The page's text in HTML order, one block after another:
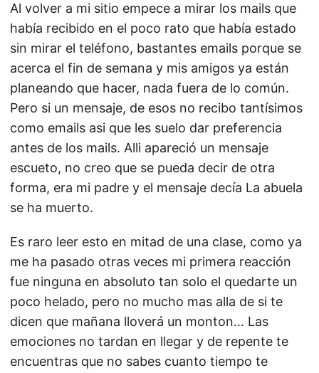
Al volver a mi sitio empece a mirar los mails que
había recibido en el poco rato que había estado
sin mirar el teléfono, bastantes emails porque se
acerca el fin de semana y mis amigos ya están
planeando que hacer, nada fuera de lo común.
Pero si un mensaje, de esos no recibo tantísimos
como emails asi que les suelo dar preferencia
antes de los mails. Alli apareció un mensaje
escueto, no creo que se pueda decir de otra
forma, era mi padre y el mensaje decía La abuela
se ha muerto.
Es raro leer esto en mitad de una clase, como ya
me ha pasado otras veces mi primera reacción
fue ninguna en absoluto tan solo el quedarte un
poco helado, pero no mucho mas alla de si te
dicen que mañana lloverá un monton… Las
emociones no tardan en llegar y de repente te
encuentras que no sabes cuanto tiempo te